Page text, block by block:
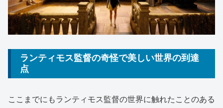
ランティモス監督の奇怪で美しい世界の到達
点
ここまでにもランティモス監督の世界に触れたことのある